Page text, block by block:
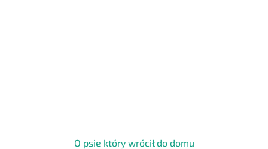
O psie który wrócił do domu